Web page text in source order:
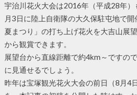
宇治川花火大会は2016年（平成28年）
月3日に陸上自衛隊の大久保駐屯地で
夏まつり」の打ち上げ花火を大吉山展
から観賞できます。
展望台から直線距離で約4km～ですの
に見通せるでしょう。
昨年は宝塚観光花火大会の前日（8月4